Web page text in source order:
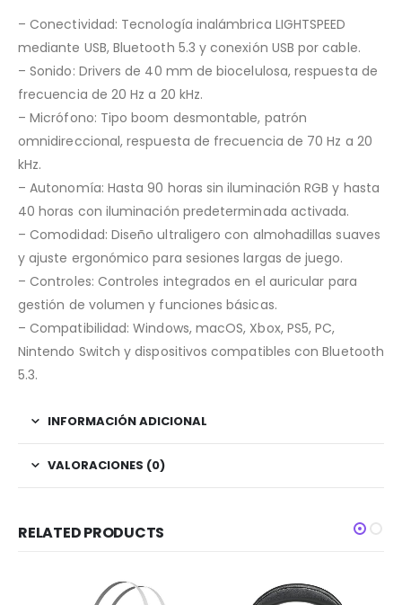
– Conectividad: Tecnología inalámbrica LIGHTSPEED
mediante USB, Bluetooth 5.3 y conexión USB por cable.
– Sonido: Drivers de 40 mm de biocelulosa, respuesta de
frecuencia de 20 Hz a 20 kHz.
– Micrófono: Tipo boom desmontable, patrón
omnidireccional, respuesta de frecuencia de 70 Hz a 20
kHz.
– Autonomía: Hasta 90 horas sin iluminación RGB y hasta
40 horas con iluminación predeterminada activada.
– Comodidad: Diseño ultraligero con almohadillas suaves
y ajuste ergonómico para sesiones largas de juego.
– Controles: Controles integrados en el auricular para
gestión de volumen y funciones básicas.
– Compatibilidad: Windows, macOS, Xbox, PS5, PC,
Nintendo Switch y dispositivos compatibles con Bluetooth
5.3.
INFORMACIÓN ADICIONAL
VALORACIONES (0)
RELATED PRODUCTS